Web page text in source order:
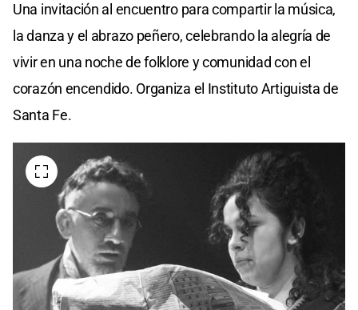
Una invitación al encuentro para compartir la música,
la danza y el abrazo peñero, celebrando la alegría de
vivir en una noche de folklore y comunidad con el
corazón encendido. Organiza el Instituto Artiguista de
Santa Fe.